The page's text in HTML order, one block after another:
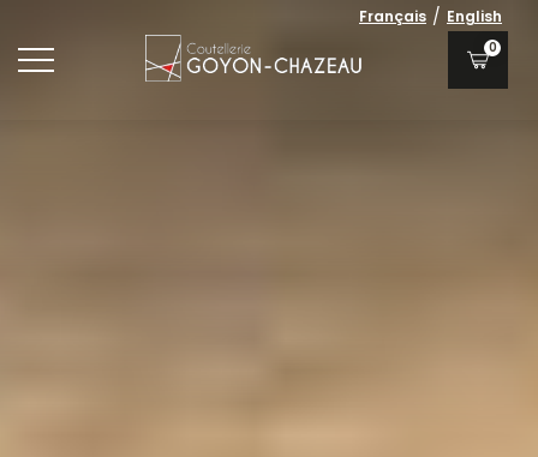
Français / English
0